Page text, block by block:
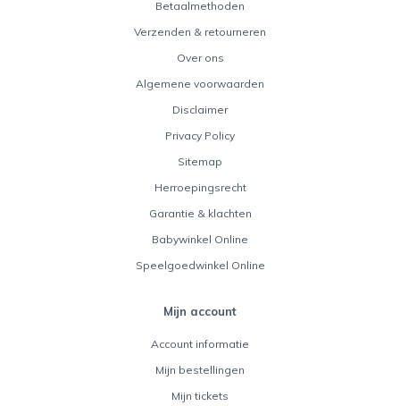
Betaalmethoden
Verzenden & retourneren
Over ons
Algemene voorwaarden
Disclaimer
Privacy Policy
Sitemap
Herroepingsrecht
Garantie & klachten
Babywinkel Online
Speelgoedwinkel Online
Mijn account
Account informatie
Mijn bestellingen
Mijn tickets